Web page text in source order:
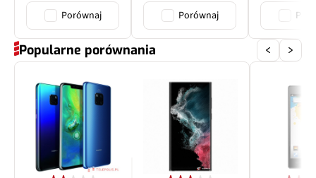
Porównaj Porównaj
Popularne porównania